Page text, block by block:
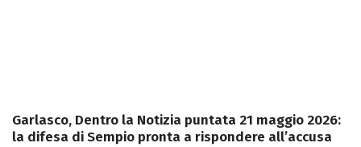
Garlasco, Dentro la Notizia puntata 21 maggio 2026:
la difesa di Sempio pronta a rispondere all’accusa